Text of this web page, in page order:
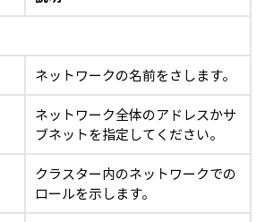
ネットワークの名前をさします。
ネットワーク全体のアドレスかサ
ブネットを指定してください。
クラスター内のネットワークでの
ロールを示します。